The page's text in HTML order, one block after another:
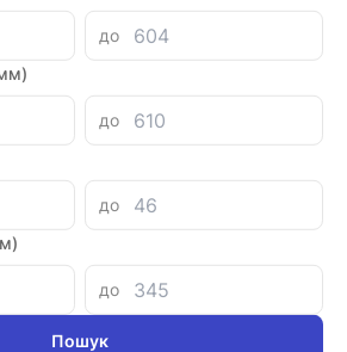
до
до
до
до
-
SEG W 007
Код товара: 53410
Артикул: SEGW007
Луцьк: 115